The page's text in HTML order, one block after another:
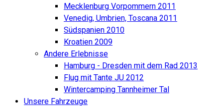
Mecklenburg Vorpommern 2011
Venedig, Umbrien, Toscana 2011
Südspanien 2010
Kroatien 2009
Andere Erlebnisse
Hamburg - Dresden mit dem Rad 2013
Flug mit Tante JU 2012
Wintercamping Tannheimer Tal
Unsere Fahrzeuge